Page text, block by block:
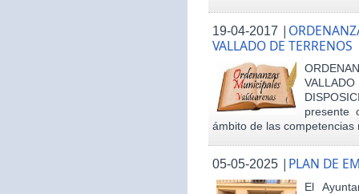
19-04-2017 |
VALLADO DE TERRENOS
presente
ámbito de las
05-05-2025 | PLAN DE
El